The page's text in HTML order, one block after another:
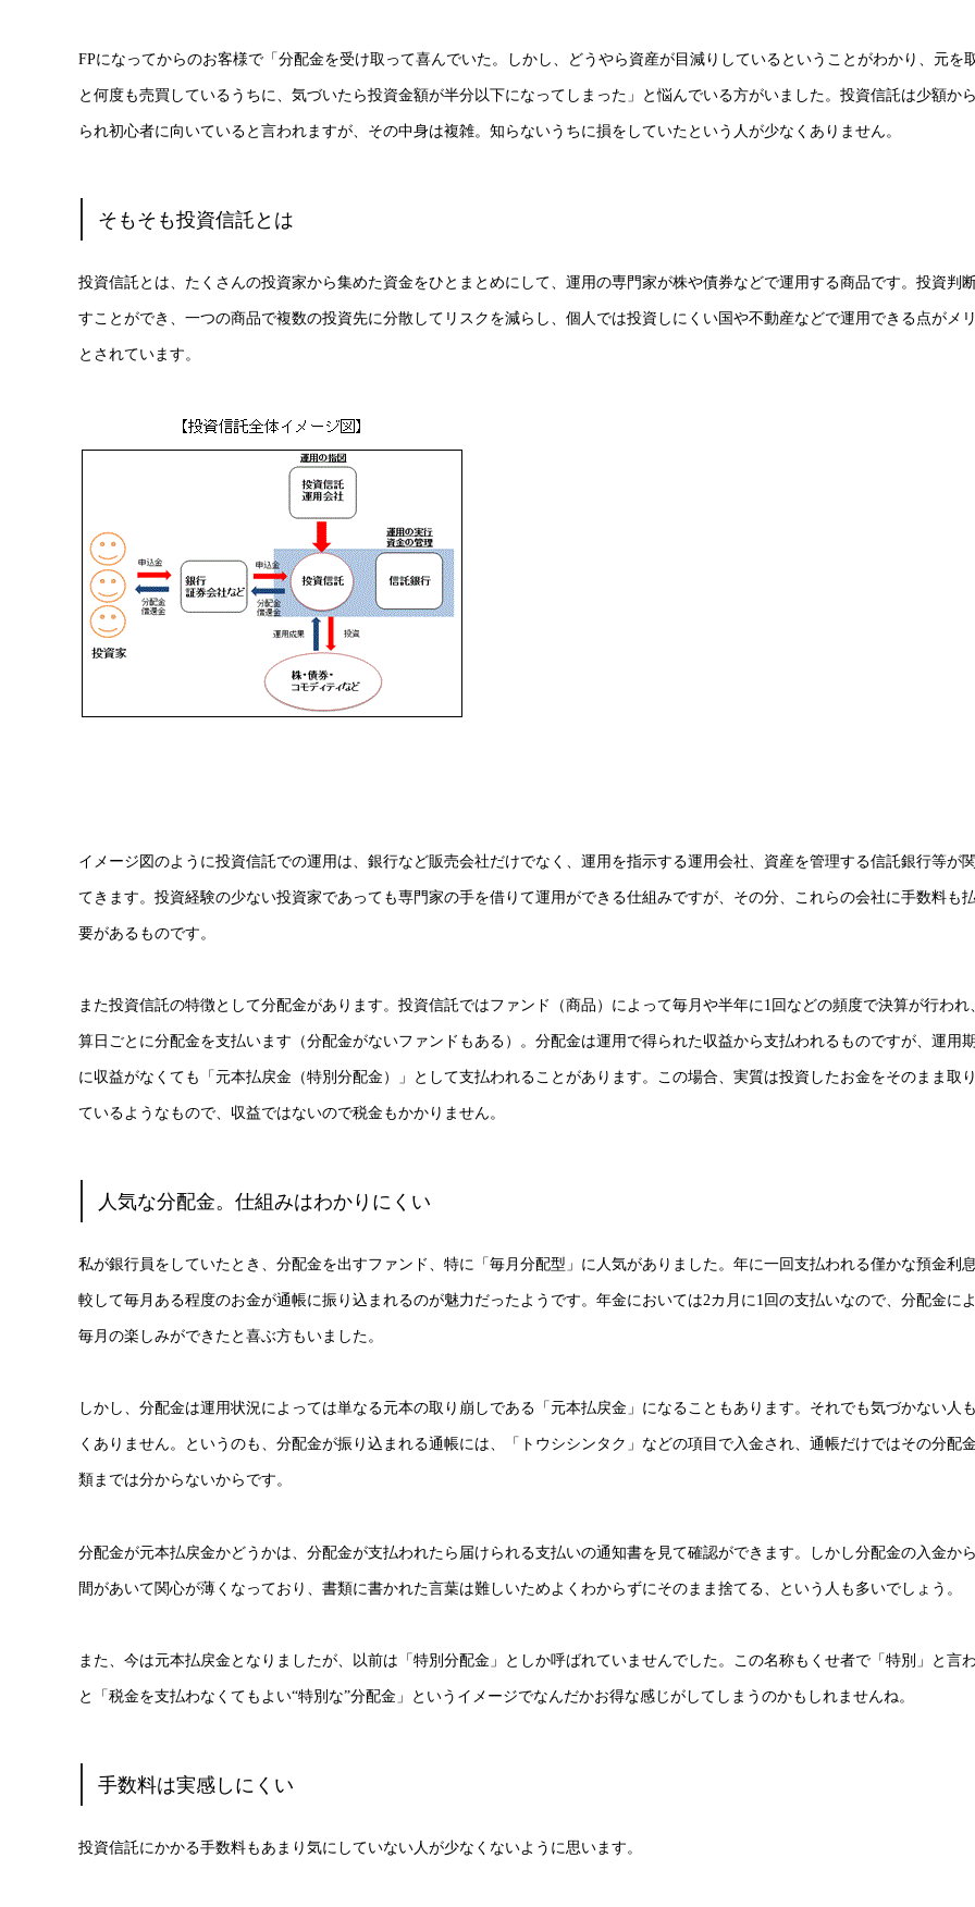
FPになってからのお客様で「分配金を受け取って喜んでいた。しかし、どうやら資産が目減りしているということがわかり、元を
と何度も売買しているうちに、気づいたら投資金額が半分以下になってしまった」と悩んでいる方がいました。投資信託は少額か
られ初心者に向いていると言われますが、その中身は複雑。知らないうちに損をしていたという人が少なくありません。
そもそも投資信託とは
投資信託とは、たくさんの投資家から集めた資金をひとまとめにして、運用の専門家が株や債券などで運用する商品です。投資判
すことができ、一つの商品で複数の投資先に分散してリスクを減らし、個人では投資しにくい国や不動産などで運用できる点がメ
とされています。
イメージ図のように投資信託での運用は、銀行など販売会社だけでなく、運用を指示する運用会社、資産を管理する信託銀行等が
てきます。投資経験の少ない投資家であっても専門家の手を借りて運用ができる仕組みですが、その分、これらの会社に手数料も
要があるものです。
また投資信託の特徴として分配金があります。投資信託ではファンド（商品）によって毎月や半年に1回などの頻度で決算が行われ
算日ごとに分配金を支払います（分配金がないファンドもある）。分配金は運用で得られた収益から支払われるものですが、運用
に収益がなくても「元本払戻金（特別分配金）」として支払われることがあります。この場合、実質は投資したお金をそのまま取
ているようなもので、収益ではないので税金もかかりません。
人気な分配金。仕組みはわかりにくい
私が銀行員をしていたとき、分配金を出すファンド、特に「毎月分配型」に人気がありました。年に一回支払われる僅かな預金利
較して毎月ある程度のお金が通帳に振り込まれるのが魅力だったようです。年金においては2カ月に1回の支払いなので、分配金に
毎月の楽しみができたと喜ぶ方もいました。
しかし、分配金は運用状況によっては単なる元本の取り崩しである「元本払戻金」になることもあります。それでも気づかない人
くありません。というのも、分配金が振り込まれる通帳には、「トウシシンタク」などの項目で入金され、通帳だけではその分配
類までは分からないからです。
分配金が元本払戻金かどうかは、分配金が支払われたら届けられる支払いの通知書を見て確認ができます。しかし分配金の入金か
間があいて関心が薄くなっており、書類に書かれた言葉は難しいためよくわからずにそのまま捨てる、という人も多いでしょう。
また、今は元本払戻金となりましたが、以前は「特別分配金」としか呼ばれていませんでした。この名称もくせ者で「特別」と言
と「税金を支払わなくてもよい“特別な”分配金」というイメージでなんだかお得な感じがしてしまうのかもしれませんね。
手数料は実感しにくい
投資信託にかかる手数料もあまり気にしていない人が少なくないように思います。